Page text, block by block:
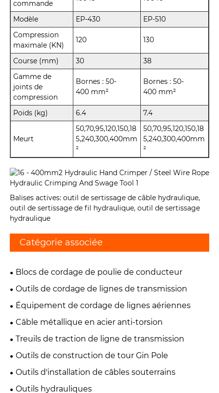
commande
Modèle EP-430
EP-510
Compression
maximale (KN)
120 130
Course (mm) 30
38
Gamme de
joints de
compression
Bornes : 50-
400 mm²
Bornes : 50-
400 mm²
Poids (kg) 6.4 7.4
Meurt
50,70,95,120,150,18
5,240,300,400mm
²
50,70,95,120,150,18
5,240,300,400mm
²
Balises actives: outil de sertissage de câble hydraulique,
outil de sertissage de fil hydraulique, outil de sertissage
hydraulique
Catégorie associée
Blocs de cordage de poulie de conducteur
Outils de cordage de lignes de transmission
Équipement de cordage de lignes aériennes
Câble métallique en acier anti-torsion
Treuils de traction de ligne de transmission
Outils de construction de tour Gin Pole
Outils d'installation de câbles souterrains
Outils hydrauliques